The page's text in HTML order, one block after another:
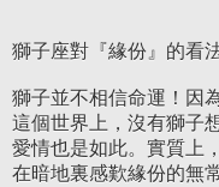
獅子座對『緣份』的看
獅子並不相信命運！因
這個世界上，沒有獅子
愛情也是如此。實質上
在暗地裏感歎緣份的無